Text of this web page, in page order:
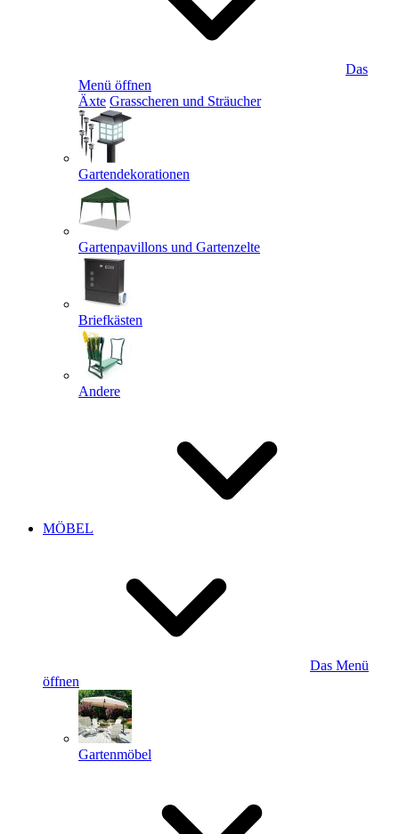
Das
Menü öffnen
Äxte Grasscheren und Sträucher
Gartendekorationen
Gartenpavillons und Gartenzelte
Briefkästen
Andere
MÖBEL
Das Menü
öffnen
Gartenmöbel